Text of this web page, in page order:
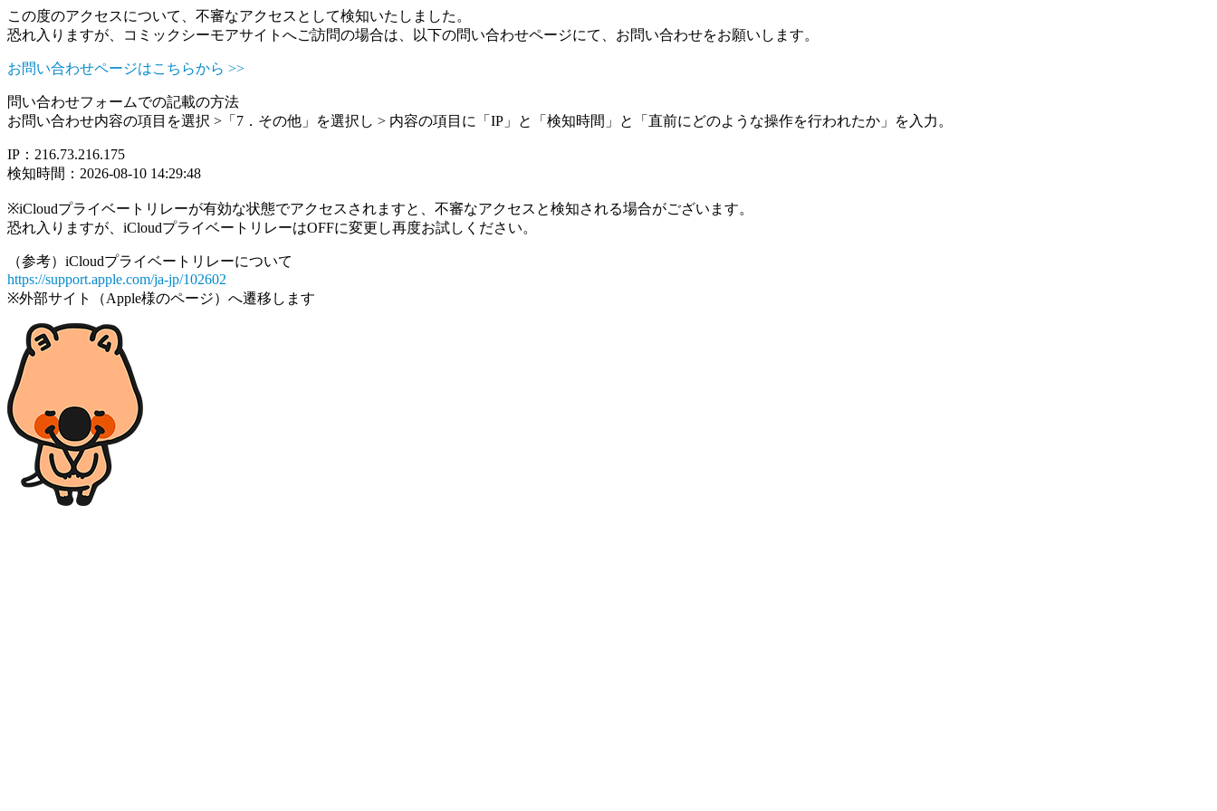
この度のアクセスについて、不審なアクセスとして検知いたしました。
恐れ入りますが、コミックシーモアサイトへご訪問の場合は、以下の問い合わせページにて、お問い合わせをお願いします。
お問い合わせページはこちらから >>
問い合わせフォームでの記載の方法
お問い合わせ内容の項目を選択 >「7．その他」を選択し > 内容の項目に「IP」と「検知時間」と「直前にどのような操作を行われたか」を入力。
IP：216.73.216.175
検知時間：2026-08-10 14:29:48
※iCloudプライベートリレーが有効な状態でアクセスされますと、不審なアクセスと検知される場合がございます。
恐れ入りますが、iCloudプライベートリレーはOFFに変更し再度お試しください。
（参考）iCloudプライベートリレーについて
https://support.apple.com/ja-jp/102602
※外部サイト（Apple様のページ）へ遷移します